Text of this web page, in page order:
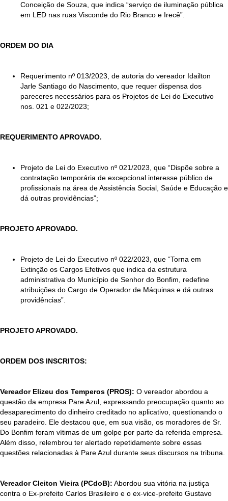
Conceição de Souza, que indica “serviço de iluminação pública
em LED nas ruas Visconde do Rio Branco e Irecê”.
ORDEM DO DIA
Requerimento nº 013/2023, de autoria do vereador Idailton
Jarle Santiago do Nascimento, que requer dispensa dos
pareceres necessários para os Projetos de Lei do Executivo
nos. 021 e 022/2023;
REQUERIMENTO APROVADO.
Projeto de Lei do Executivo nº 021/2023, que “Dispõe sobre a
contratação temporária de excepcional interesse público de
profissionais na área de Assistência Social, Saúde e Educação e
dá outras providências”;
PROJETO APROVADO.
Projeto de Lei do Executivo nº 022/2023, que “Torna em
Extinção os Cargos Efetivos que indica da estrutura
administrativa do Município de Senhor do Bonfim, redefine
atribuições do Cargo de Operador de Máquinas e dá outras
providências”.
PROJETO APROVADO.
ORDEM DOS INSCRITOS:
Vereador Elizeu dos Temperos (PROS): O vereador abordou a
questão da empresa Pare Azul, expressando preocupação quanto ao
desaparecimento do dinheiro creditado no aplicativo, questionando o
seu paradeiro. Ele destacou que, em sua visão, os moradores de Sr.
Do Bonfim foram vítimas de um golpe por parte da referida empresa.
Além disso, relembrou ter alertado repetidamente sobre essas
questões relacionadas à Pare Azul durante seus discursos na tribuna.
Vereador Cleiton Vieira (PCdoB): Abordou sua vitória na justiça
contra o Ex-prefeito Carlos Brasileiro e o ex-vice-prefeito Gustavo